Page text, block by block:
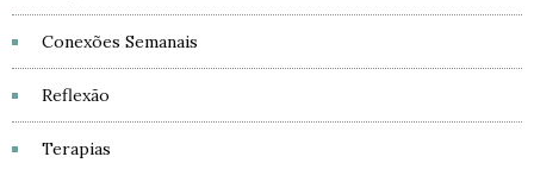
Conexões Semanais
Reflexão
Terapias